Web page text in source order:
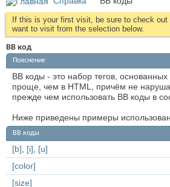
If this is your first visit, be sure to check out
want to visit from the selection below.
BB код
Пояснение
BB коды - это набор тегов,
проще, чем в HTML, причём не
прежде чем использовать BB коды в
Ниже приведены примеры
BB коды
[b] [i]
[u]
[color]
[size]